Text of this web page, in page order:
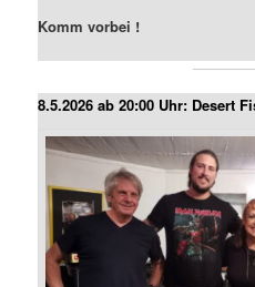
Komm vorbei !
8.5.2026 ab 20:00 Uhr: Desert